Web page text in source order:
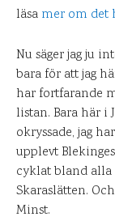
läsa mer om det
Nu säger jag ju
bara för att jag
har fortfarande
listan. Bara här i
okryssade, jag
upplevt
cyklat bland
Skaraslätten.
Minst.